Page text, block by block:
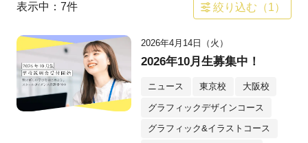
表示中： 7件 絞り込む（1）
2026年4月14日（火）
2026年10月生募集中！
ニュース 東京校 大阪校
グラフィックデザインコース
グラフィック&イラストコース